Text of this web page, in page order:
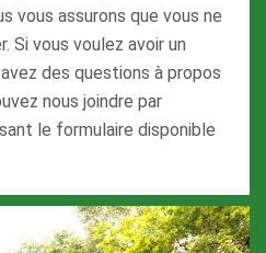
vous assurons que vous ne
Si vous voulez avoir un
des questions à propos
nous joindre par
le formulaire disponible